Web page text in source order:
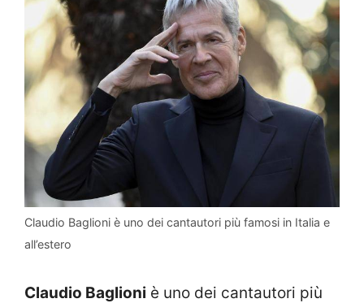
Claudio Baglioni è uno dei cantautori più famosi in Italia e
all’estero
Claudio Baglioni è uno dei cantautori più